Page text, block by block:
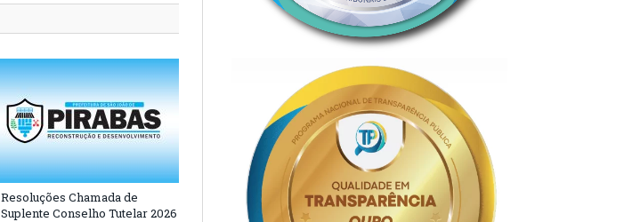
Resoluções Chamada de
Suplente Conselho Tutelar 2026